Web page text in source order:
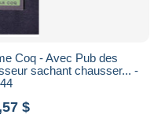
Coq - Avec Pub des
sachant chausser... -
$